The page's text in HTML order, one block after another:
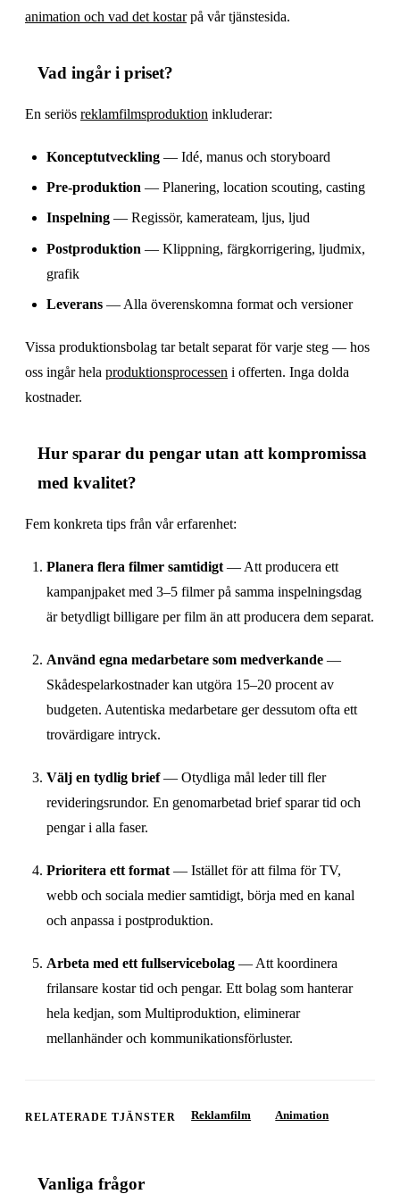
animation och vad det kostarpå vår tjänstesida.
Vad ingår i priset?
En seriös reklamfilmsproduktion inkluderar:
Konceptutveckling — Idé, manus och storyboard
Pre-produktion — Planering, location scouting, casting
Inspelning — Regissör, kamerateam, ljus, ljud
Postproduktion — Klippning, färgkorrigering, ljudmix,
grafik
Leverans — Alla överenskomna format och versioner
Vissa produktionsbolag tar betalt separat för varje steg — hos
oss ingår hela produktionsprocessen i offerten. Inga dolda
kostnader.
Hur sparar du pengar utan att kompromissa
med kvalitet?
Fem konkreta tips från vår erfarenhet:
Planera flera filmer samtidigt — Att producera ett
kampanjpaket med 3–5 filmer på samma inspelningsdag
är betydligt billigare per film än att producera dem separat.
Använd egna medarbetare som medverkande —
Skådespelar­kostnader kan utgöra 15–20 procent av
budgeten. Autentiska medarbetare ger dessutom ofta ett
trovärdigare intryck.
Välj en tydlig brief— Otydliga mål leder till fler
revideringsrundor. En genomarbetad brief sparar tid och
pengar i alla faser.
Prioritera ett format — Istället för att filma för TV,
webb och sociala medier samtidigt, börja med en kanal
och anpassa i postproduktion.
Arbeta med ett fullservicebolag — Att koordinera
frilansare kostar tid och pengar. Ett bolag som hanterar
hela kedjan, som Multiproduktion, eliminerar
mellanhänder och kommunikationsförluster.
RELATERADE TJÄNSTER Reklamfilm Animation
Vanliga frågor